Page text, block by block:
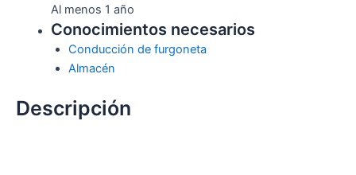
Al menos 1 año
Conocimientos necesarios
Conducción de furgoneta
Almacén
Descripción